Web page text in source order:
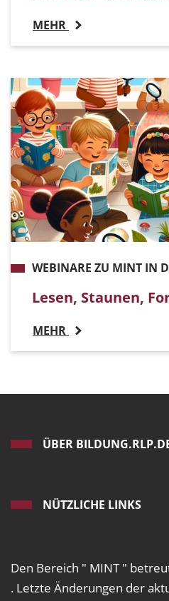
MEHR
WEBINARE ZU MINT IN
Lesen, Staunen,
MEHR
ÜBER
NÜTZLICHE LINKS
Den Bereich " MINT "
. Letzte Änderungen der